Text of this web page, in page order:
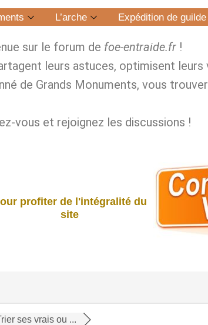
L’arche Expédition de guilde
sur le forum de foe‑entraide.fr!
leurs astuces, optimisent
de Grands Monuments, vous
et rejoignez les discussions !
profiter de l'intégralité du
site
ses vrais ou ...